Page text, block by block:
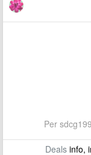
Per
Dealsinfo,